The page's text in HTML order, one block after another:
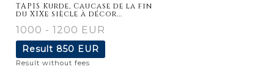
TAPIS Kurde, Caucase de la fin
du XIXe siècle à décor...
1000 - 1200 EUR
Result 850 EUR
Result without fees